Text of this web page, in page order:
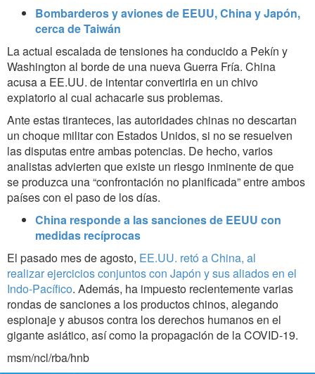
Bombarderos y aviones de EEUU, China y Japón,
cerca de Taiwán
La actual escalada de tensiones ha conducido a Pekín y
Washington al borde de una nueva Guerra Fría. China
acusa a EE.UU. de intentar convertirla en un chivo
expiatorio al cual achacarle sus problemas.
Ante estas tiranteces, las autoridades chinas no descartan
un choque militar con Estados Unidos, si no se resuelven
las disputas entre ambas potencias. De hecho, varios
analistas advierten que existe un riesgo inminente de que
se produzca una “confrontación no planificada” entre ambos
países con el paso de los días.
China responde a las sanciones de EEUU con
medidas recíprocas
El pasado mes de agosto, EE.UU. retó a China, al
realizar ejercicios conjuntos con Japón y sus aliados en el
Indo-Pacífico. Además, ha impuesto recientemente varias
rondas de sanciones a los productos chinos, alegando
espionaje y abusos contra los derechos humanos en el
gigante asiático, así como la propagación de la COVID-19.
msm/ncl/rba/hnb